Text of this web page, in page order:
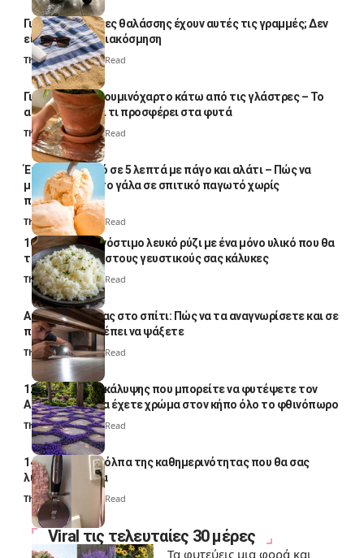
Γιατί οι πετσέτες θαλάσσης έχουν αυτές τις γραμμές; Δεν
είναι μόνο για διακόσμηση
Thali Ombre5 Min Read
Γιατί βάζουν αλουμινόχαρτο κάτω από τις γλάστρες – Το
απλό κόλπο και τι προσφέρει στα φυτά
Thali Ombre4 Min Read
Έτοιμο παγωτό σε 5 λεπτά με πάγο και αλάτι – Πώς να
μετατρέψετε το γάλα σε σπιτικό παγωτό χωρίς
παγωτομηχανή
Thali Ombre 4 Min Read
10 φορές ποιο νόστιμο λευκό ρύζι με ένα μόνο υλικό που θα
το απογειώσει στους γευστικούς σας κάλυκες
Thali Ombre4 Min Read
Αυγά κατσαρίδας στο σπίτι: Πώς να τα αναγνωρίσετε και σε
ποια σημεία πρέπει να ψάξετε
Thali Ombre4 Min Read
12 φυτά εδαφοκάλυψης που μπορείτε να φυτέψετε τον
Αύγουστο για να έχετε χρώμα στον κήπο όλο το φθινόπωρο
Thali Ombre7 Min Read
14 πανέξυπνα κόλπα της καθημερινότητας που θα σας
λύσουν τα χέρια
Thali Ombre 6 Min Read
Viral τις τελευταίες 30 μέρες
Τα φυτεύεις μια φορά και